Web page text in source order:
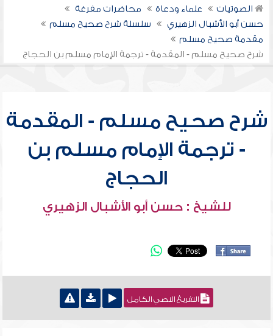
الصوتيات علماء ودعاة
محاضرات مفرغة
حسن أبو الأشبال الزهيري
سلسلة شرح صحيح مسلم
مقدمة صحيح مسلم
شرح صحيح مسلم - المقدمة - ترجمة الإمام مسلم بن الحجاج
شرح صحيح مسلم - المقدمة
- ترجمة الإمام مسلم بن
الحجاج
للشيخ : حسن أبو الأشبال الزهيري
التفريغ النصي الكامل